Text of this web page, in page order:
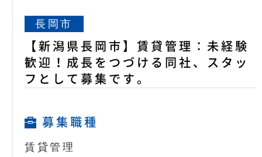
長岡市
【新潟県長岡市】賃貸管理：未経験
歓迎！成長をつづける同社、スタッ
フとして募集です。
募集職種
賃貸管理